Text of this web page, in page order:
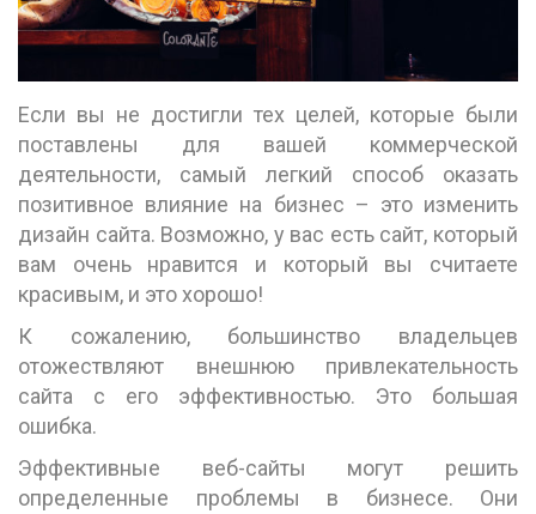
Если вы не достигли тех целей, которые были
поставлены для вашей коммерческой
деятельности, самый легкий способ оказать
позитивное влияние на бизнес – это изменить
дизайн сайта. Возможно, у вас есть сайт, который
вам очень нравится и который вы считаете
красивым, и это хорошо!
К сожалению, большинство владельцев
отожествляют внешнюю привлекательность
сайта с его эффективностью. Это большая
ошибка.
Эффективные веб-сайты могут решить
определенные проблемы в бизнесе. Они